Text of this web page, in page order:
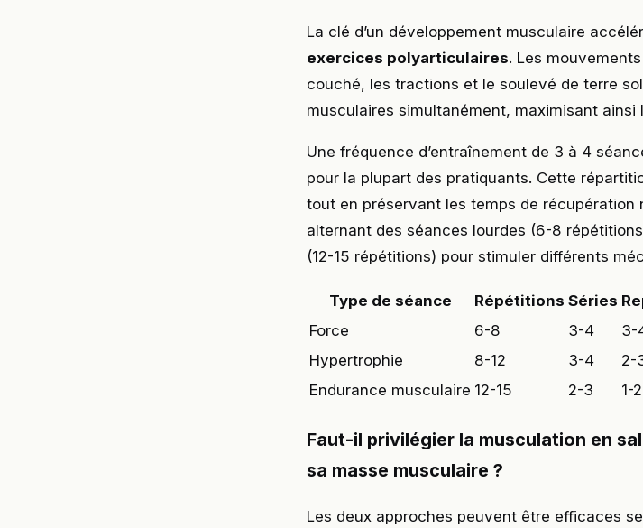
La clé d’un développement musculaire
exercices polyarticulaires. Les
couché, les tractions et le soulevé de terre
musculaires simultanément, maximisant ainsi
Une fréquence d’entraînement de 3 à 4
pour la plupart des pratiquants. Cette
tout en préservant les temps de récupération
alternant des séances lourdes (6-8
(12-15 répétitions) pour stimuler différents
Type de séance Répétitions Séries
Force
6-8 3-4
3-
Hypertrophie
8-12 3-4
2-
Endurance musculaire 12-15 2-3 1-
Faut-il privilégier la musculation en
sa masse musculaire ?
Les deux approches peuvent être efficaces